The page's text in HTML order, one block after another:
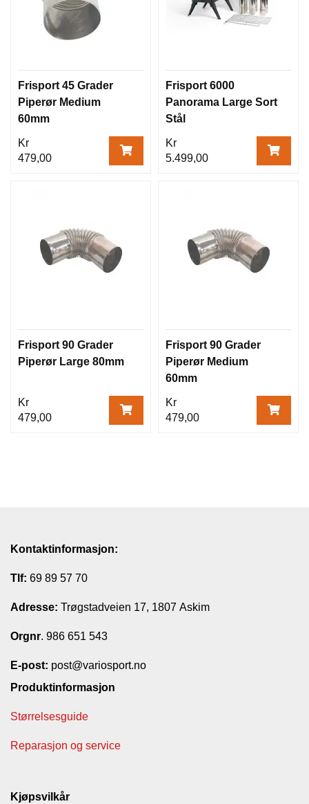
Frisport 45 Grader
Piperør Medium
60mm
Kr
479,00
Frisport 6000
Panorama Large Sort
Stål
Kr
5.499,00
Frisport 90 Grader
Piperør Large 80mm
Kr
479,00
Frisport 90 Grader
Piperør Medium
60mm
Kr
479,00
Kontaktinformasjon:
Tlf: 69 89 57 70
Adresse: Trøgstadveien 17, 1807 Askim
Orgnr. 986 651 543
E-post: post@variosport.no
Produktinformasjon
Størrelsesguide
Reparasjon og service
Kjøpsvilkår